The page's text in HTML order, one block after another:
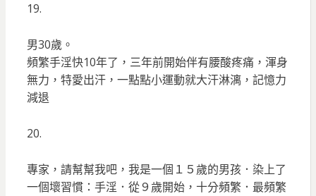
19.
男30歲。
頻繁手淫快10年了，三年前開始伴有腰酸疼痛，渾身
無力，特愛出汗，一點點小運動就大汗淋漓，記憶力
減退
20.
專家，請幫幫我吧，我是一個１５歲的男孩．染上了
一個壞習慣：手淫．從９歲開始，十分頻繁．最頻繁